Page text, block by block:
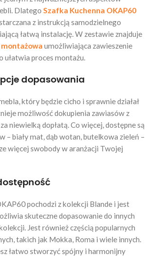
Dlatego Szafka Kuchenna OKAP60
z instrukcją samodzielnego
łatwą instalację. W zestawie znajduje
umożliwiająca zawieszenie
ułatwia proces montażu.
dopasowania
który będzie cicho i sprawnie działał
możliwość dokupienia zawiasów z
niewielką dopłatą. Co więcej, dostępne są
– biały mat, dąb wotan, butelkowa zieleń –
więcej swobody w aranżacji Twojej
pochodzi z kolekcji Blande i jest
skuteczne dopasowanie do innych
Jest również częścią popularnych
takich jak Mokka, Roma i wiele innych.
łatwo stworzyć spójny i harmonijny